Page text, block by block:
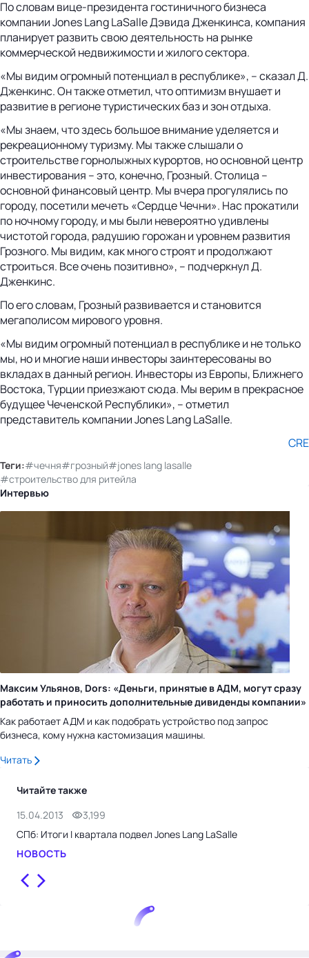
По словам вице-президента гостиничного бизнеса
компании Jones Lang LaSalle Дэвида Дженкинса, компания
планирует развить свою деятельность на рынке
коммерческой недвижимости и жилого сектора.
«Мы видим огромный потенциал в республике», – сказал Д.
Дженкинс. Он также отметил, что оптимизм внушает и
развитие в регионе туристических баз и зон отдыха.
«Мы знаем, что здесь большое внимание уделяется и
рекреационному туризму. Мы также слышали о
строительстве горнолыжных курортов, но основной центр
инвестирования – это, конечно, Грозный. Столица –
основной финансовый центр. Мы вчера прогулялись по
городу, посетили мечеть «Сердце Чечни». Нас прокатили
по ночному городу, и мы были невероятно удивлены
чистотой города, радушию горожан и уровнем развития
Грозного. Мы видим, как много строят и продолжают
строиться. Все очень позитивно», – подчеркнул Д.
Дженкинс.
По его словам, Грозный развивается и становится
мегаполисом мирового уровня.
«Мы видим огромный потенциал в республике и не только
мы, но и многие наши инвесторы заинтересованы во
вкладах в данный регион. Инвесторы из Европы, Ближнего
Востока, Турции приезжают сюда. Мы верим в прекрасное
будущее Чеченской Республики», – отметил
представитель компании Jones Lang LaSalle.
CRE
Теги:#чечня#грозный#jones lang lasalle
#строительство для ритейла
Интервью
Максим Ульянов, Dors: «Деньги, принятые в АДМ, могут сразу
работать и приносить дополнительные дивиденды компании»
Как работает АДМ и как подобрать устройство под запрос
бизнеса, кому нужна кастомизация машины.
Читать
Читайте также
15.04.2013
3,199
СПб: Итоги I квартала подвел Jones Lang LaSalle
НОВОСТЬ